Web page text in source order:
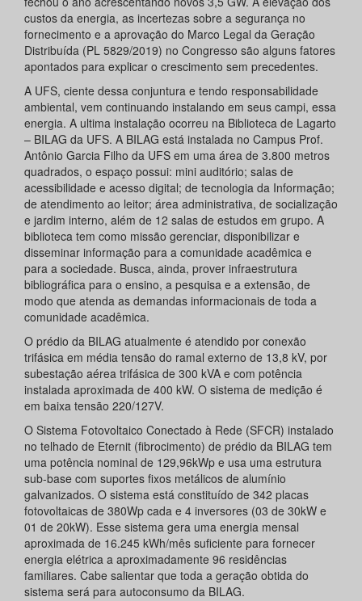
custos da energia, as incertezas sobre a segurança no
fornecimento e a aprovação do Marco Legal da Geração
Distribuída (PL 5829/2019) no Congresso são alguns fatores
apontados para explicar o crescimento sem precedentes.
A UFS, ciente dessa conjuntura e tendo responsabilidade
ambiental, vem continuando instalando em seus campi, essa
energia. A ultima instalação ocorreu na Biblioteca de Lagarto
– BILAG da UFS. A BILAG está instalada no Campus Prof.
Antônio Garcia Filho da UFS em uma área de 3.800 metros
quadrados, o espaço possui: mini auditório; salas de
acessibilidade e acesso digital; de tecnologia da Informação;
de atendimento ao leitor; área administrativa, de socialização
e jardim interno, além de 12 salas de estudos em grupo. A
biblioteca tem como missão gerenciar, disponibilizar e
disseminar informação para a comunidade acadêmica e
para a sociedade. Busca, ainda, prover infraestrutura
bibliográfica para o ensino, a pesquisa e a extensão, de
modo que atenda as demandas informacionais de toda a
comunidade acadêmica.
O prédio da BILAG atualmente é atendido por conexão
trifásica em média tensão do ramal externo de 13,8 kV, por
subestação aérea trifásica de 300 kVA e com potência
instalada aproximada de 400 kW. O sistema de medição é
em baixa tensão 220/127V.
O Sistema Fotovoltaico Conectado à Rede (SFCR) instalado
no telhado de Eternit (fibrocimento) de prédio da BILAG tem
uma potência nominal de 129,96kWp e usa uma estrutura
sub-base com suportes fixos metálicos de alumínio
galvanizados. O sistema está constituído de 342 placas
fotovoltaicas de 380Wp cada e 4 inversores (03 de 30kW e
01 de 20kW). Esse sistema gera uma energia mensal
aproximada de 16.245 kWh/mês suficiente para fornecer
energia elétrica a aproximadamente 96 residências
familiares. Cabe salientar que toda a geração obtida do
sistema será para autoconsumo da BILAG.